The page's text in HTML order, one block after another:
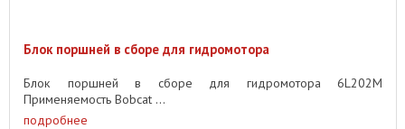
Блок поршней в сборе для гидромотора
Блок поршней в сборе для гидромотора 6L202M
Применяемость Bobcat ...
подробнее